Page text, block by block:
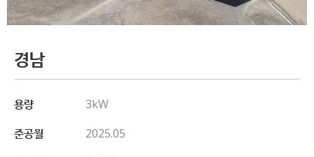
경남
용량
3kW
준공월
2025.05